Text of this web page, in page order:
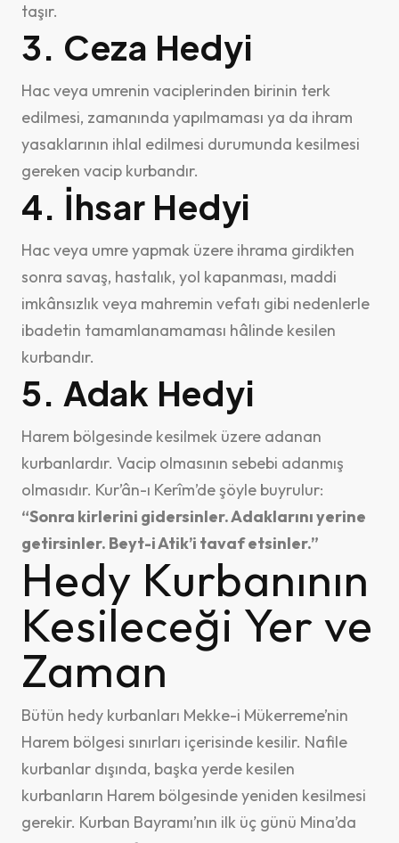
taşır.
3. Ceza Hedyi
Hac veya umrenin vaciplerinden birinin terk
edilmesi, zamanında yapılmaması ya da ihram
yasaklarının ihlal edilmesi durumunda kesilmesi
gereken vacip kurbandır.
4. İhsar Hedyi
Hac veya umre yapmak üzere ihrama girdikten
sonra savaş, hastalık, yol kapanması, maddi
imkânsızlık veya mahremin vefatı gibi nedenlerle
ibadetin tamamlanamaması hâlinde kesilen
kurbandır.
5. Adak Hedyi
Harem bölgesinde kesilmek üzere adanan
kurbanlardır. Vacip olmasının sebebi adanmış
olmasıdır. Kur’ân-ı Kerîm’de şöyle buyrulur:
“Sonra kirlerini gidersinler. Adaklarını yerine
getirsinler. Beyt-i Atik’i tavaf etsinler.”
Hedy Kurbanının
Kesileceği Yer ve
Zaman
Bütün hedy kurbanları Mekke-i Mükerreme’nin
Harem bölgesi sınırları içerisinde kesilir. Nafile
kurbanlar dışında, başka yerde kesilen
kurbanların Harem bölgesinde yeniden kesilmesi
gerekir. Kurban Bayramı’nın ilk üç günü Mina’da